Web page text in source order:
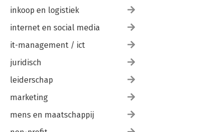
inkoop en logistiek
internet en social media
it-management / ict
juridisch
leiderschap
marketing
mens en maatschappij